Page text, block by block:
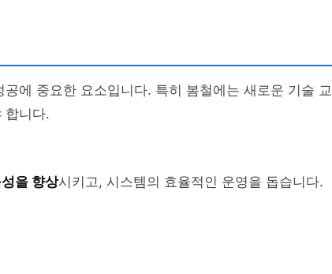
에 중요한 요소입니다. 특히 봄철에는 새로운 기술 교
합니다.
을 향상시키고, 시스템의 효율적인 운영을 돕습니다.